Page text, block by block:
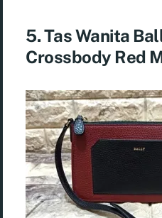
5. Tas Wanita
Crossbody Red